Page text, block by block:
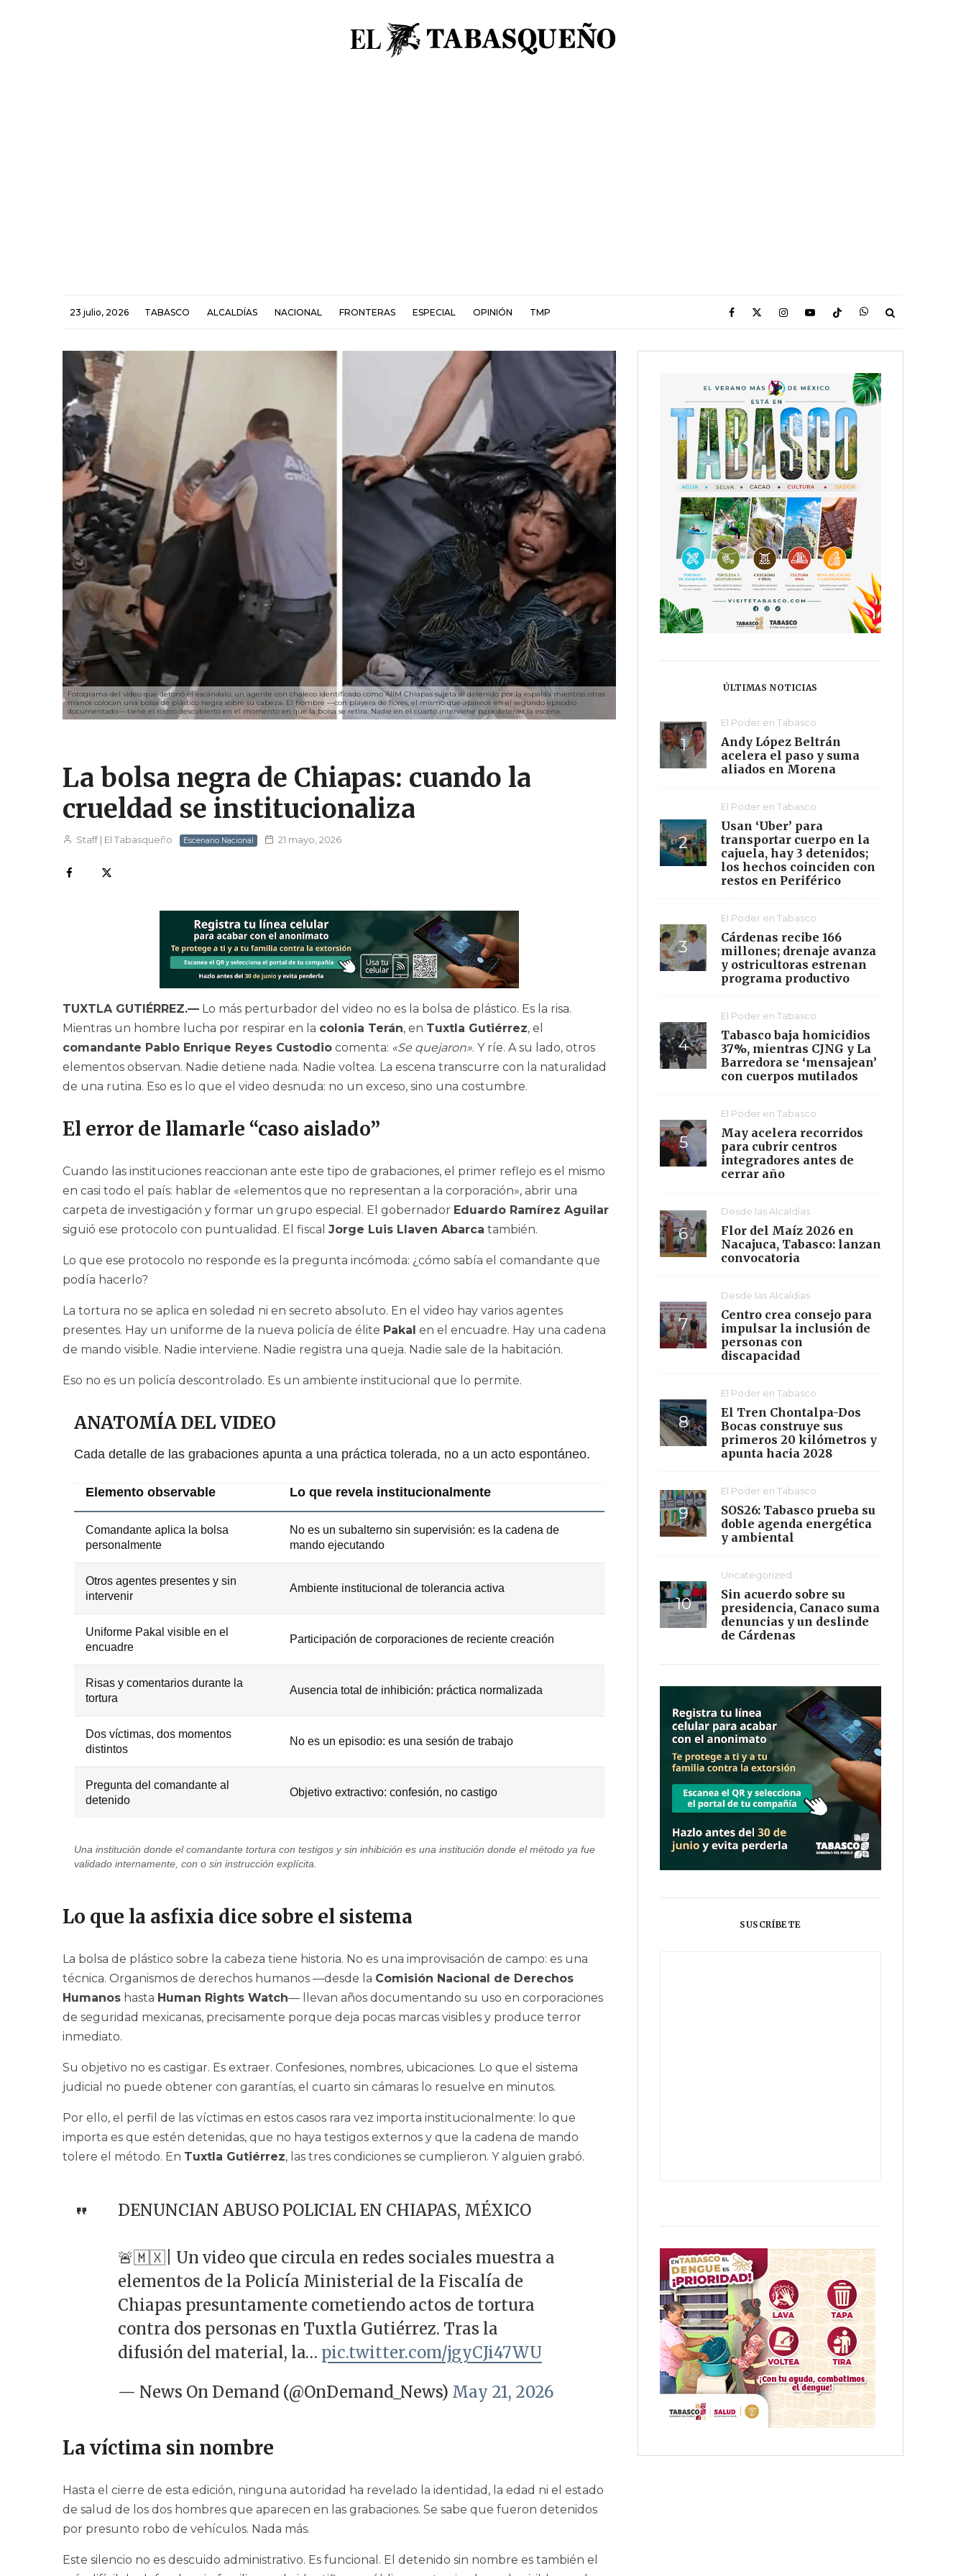
23 julio, 2026 TABASCO ALCALDÍAS NACIONAL FRONTERAS ESPECIAL OPINIÓN TMP
Fotograma del video que detonó el escándalo: un agente con chaleco identificado como AIIM Chiapas sujeta al detenido por la espalda mientras otras
manos colocan una bolsa de plástico negra sobre su cabeza. El hombre —con playera de flores, el mismo que aparece en el segundo episodio
documentado— tiene el rostro descubierto en el momento en que la bolsa se retira. Nadie en el cuarto interviene para detener la escena.
La bolsa negra de Chiapas: cuando la
crueldad se institucionaliza
Staff | El Tabasqueño Escenario Nacional 21 mayo, 2026
TUXTLA GUTIÉRREZ.— Lo más perturbador del video no es la bolsa de plástico. Es la risa.
Mientras un hombre lucha por respirar en la colonia Terán, en Tuxtla Gutiérrez, el
comandante Pablo Enrique Reyes Custodio comenta: «Se quejaron». Y ríe. A su lado, otros
elementos observan. Nadie detiene nada. Nadie voltea. La escena transcurre con la naturalidad
de una rutina. Eso es lo que el video desnuda: no un exceso, sino una costumbre.
El error de llamarle “caso aislado”
Cuando las instituciones reaccionan ante este tipo de grabaciones, el primer reflejo es el mismo
en casi todo el país: hablar de «elementos que no representan a la corporación», abrir una
carpeta de investigación y formar un grupo especial. El gobernador Eduardo Ramírez Aguilar
siguió ese protocolo con puntualidad. El fiscal Jorge Luis Llaven Abarca también.
Lo que ese protocolo no responde es la pregunta incómoda: ¿cómo sabía el comandante que
podía hacerlo?
La tortura no se aplica en soledad ni en secreto absoluto. En el video hay varios agentes
presentes. Hay un uniforme de la nueva policía de élite Pakal en el encuadre. Hay una cadena
de mando visible. Nadie interviene. Nadie registra una queja. Nadie sale de la habitación.
Eso no es un policía descontrolado. Es un ambiente institucional que lo permite.
ANATOMÍA DEL VIDEO
Cada detalle de las grabaciones apunta a una práctica tolerada, no a un acto espontáneo.
Elemento observable Lo que revela institucionalmente
Comandante aplica la bolsa
personalmente
No es un subalterno sin supervisión: es la cadena de
mando ejecutando
Otros agentes presentes y sin
intervenir
Ambiente institucional de tolerancia activa
Uniforme Pakal visible en el
encuadre
Participación de corporaciones de reciente creación
Risas y comentarios durante la
tortura
Ausencia total de inhibición: práctica normalizada
Dos víctimas, dos momentos
distintos
No es un episodio: es una sesión de trabajo
Pregunta del comandante al
detenido
Objetivo extractivo: confesión, no castigo
Una institución donde el comandante tortura con testigos y sin inhibición es una institución donde el método ya fue
validado internamente, con o sin instrucción explícita.
Lo que la asfixia dice sobre el sistema
La bolsa de plástico sobre la cabeza tiene historia. No es una improvisación de campo: es una
técnica. Organismos de derechos humanos —desde la Comisión Nacional de Derechos
Humanos hasta Human Rights Watch— llevan años documentando su uso en corporaciones
de seguridad mexicanas, precisamente porque deja pocas marcas visibles y produce terror
inmediato.
Su objetivo no es castigar. Es extraer. Confesiones, nombres, ubicaciones. Lo que el sistema
judicial no puede obtener con garantías, el cuarto sin cámaras lo resuelve en minutos.
Por ello, el perfil de las víctimas en estos casos rara vez importa institucionalmente: lo que
importa es que estén detenidas, que no haya testigos externos y que la cadena de mando
tolere el método. En Tuxtla Gutiérrez, las tres condiciones se cumplieron. Y alguien grabó.
DENUNCIAN ABUSO POLICIAL EN CHIAPAS, MÉXICO
🚨🇲🇽| Un video que circula en redes sociales muestra a
elementos de la Policía Ministerial de la Fiscalía de
Chiapas presuntamente cometiendo actos de tortura
contra dos personas en Tuxtla Gutiérrez. Tras la
difusión del material, la… pic.twitter.com/jgyCJi47WU
— News On Demand (@OnDemand_News) May 21, 2026
La víctima sin nombre
Hasta el cierre de esta edición, ninguna autoridad ha revelado la identidad, la edad ni el estado
de salud de los dos hombres que aparecen en las grabaciones. Se sabe que fueron detenidos
por presunto robo de vehículos. Nada más.
Este silencio no es descuido administrativo. Es funcional. El detenido sin nombre es también el
ÚLTIMAS NOTICIAS
El Poder en Tabasco
Andy López Beltrán
acelera el paso y suma
aliados en Morena
El Poder en Tabasco
Usan ‘Uber’ para
transportar cuerpo en la
cajuela, hay 3 detenidos;
los hechos coinciden con
restos en Periférico
El Poder en Tabasco
Cárdenas recibe 166
millones; drenaje avanza
y ostricultoras estrenan
programa productivo
El Poder en Tabasco
Tabasco baja homicidios
37%, mientras CJNG y La
Barredora se ‘mensajean’
con cuerpos mutilados
El Poder en Tabasco
May acelera recorridos
para cubrir centros
integradores antes de
cerrar año
Desde las Alcaldías
Flor del Maíz 2026 en
Nacajuca, Tabasco: lanzan
convocatoria
Desde las Alcaldías
Centro crea consejo para
impulsar la inclusión de
personas con
discapacidad
El Poder en Tabasco
El Tren Chontalpa-Dos
Bocas construye sus
primeros 20 kilómetros y
apunta hacia 2028
El Poder en Tabasco
SOS26: Tabasco prueba su
doble agenda energética
y ambiental
Uncategorized
Sin acuerdo sobre su
presidencia, Canaco suma
denuncias y un deslinde
de Cárdenas
SUSCRÍBETE